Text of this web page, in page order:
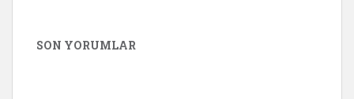
SON YORUMLAR